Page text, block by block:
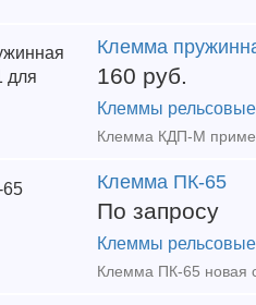
Клемма
160 руб.
Клеммы рельсовые
Клемма ПК-65
По запросу
Клеммы рельсовые